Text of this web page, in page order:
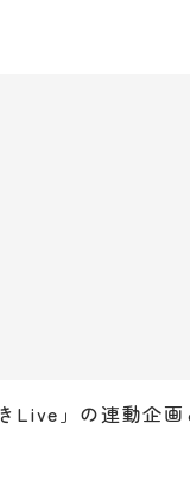
」の連動企画